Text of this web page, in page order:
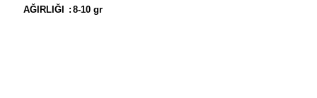
AĞIRLIĞI
: 8-10 gr